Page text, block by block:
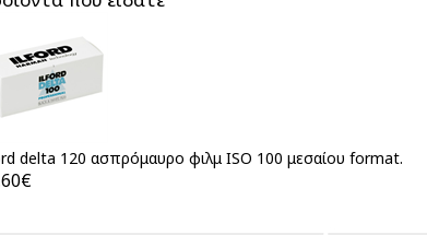
delta 120 ασπρόμαυρο φιλμ ISO 100 μεσαίου format.